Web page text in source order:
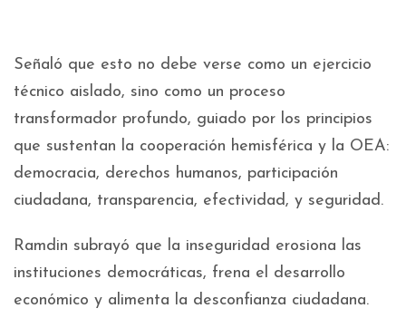
Señaló que esto no debe verse como un ejercicio
técnico aislado, sino como un proceso
transformador profundo, guiado por los principios
que sustentan la cooperación hemisférica y la OEA:
democracia, derechos humanos, participación
ciudadana, transparencia, efectividad, y seguridad.
Ramdin subrayó que la inseguridad erosiona las
instituciones democráticas, frena el desarrollo
económico y alimenta la desconfianza ciudadana.